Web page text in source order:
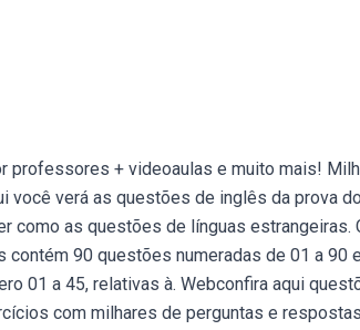
professores + videoaulas e muito mais!
você verá as questões de inglês da prova
como as questões de línguas estrangeiras.
90 questões numeradas de 01 a 90
01 a 45, relativas à. Webconfira aqui
com milhares de perguntas e